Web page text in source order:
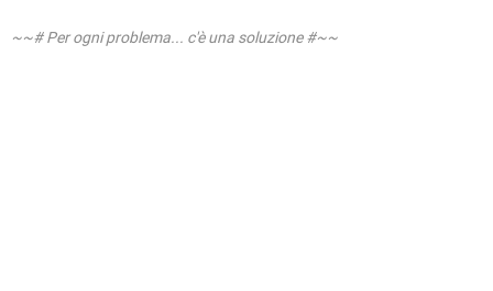
~~# Per ogni problema... c'è una soluzione #~~